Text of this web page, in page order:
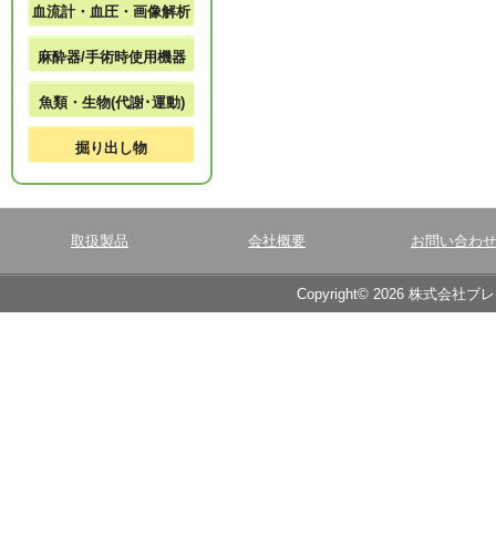
血流計・血圧・画像解析
麻酔器/手術時使用機器
魚類・生物(代謝･運動)
掘り出し物
取扱製品 会社概要 お問い合わせ
Copyright© 2026 株式会社ブ